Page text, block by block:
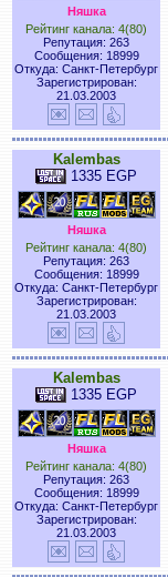
Няшка
Рейтинг канала: 4(80)
Репутация: 263
Сообщения: 18999
Откуда: Санкт-Петербург
Зарегистрирован:
21.03.2003
Kalembas
1335 EGP
Няшка
Рейтинг канала: 4(80)
Репутация: 263
Сообщения: 18999
Откуда: Санкт-Петербург
Зарегистрирован:
21.03.2003
Kalembas
1335 EGP
Няшка
Рейтинг канала: 4(80)
Репутация: 263
Сообщения: 18999
Откуда: Санкт-Петербург
Зарегистрирован:
21.03.2003